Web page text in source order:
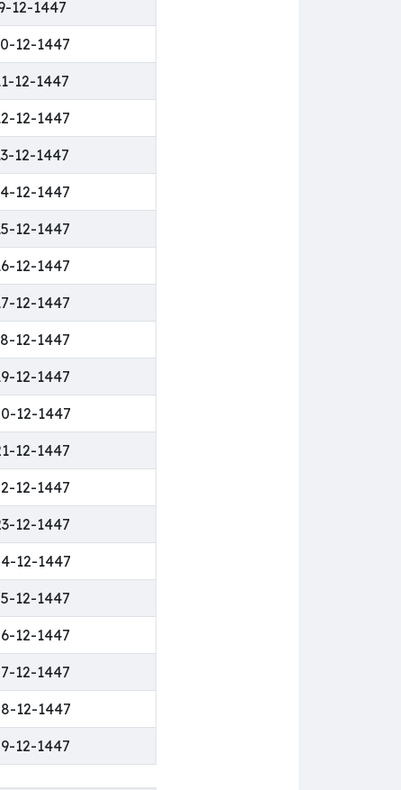
12-1447
12-1447
12-1447
12-1447
12-1447
12-1447
12-1447
12-1447
12-1447
12-1447
12-1447
12-1447
12-1447
12-1447
12-1447
12-1447
12-1447
12-1447
12-1447
12-1447
12-1447